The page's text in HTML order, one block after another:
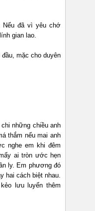
Nếu đã vì yêu chớ
gian lao.
mặc cho duyên
những chiều anh
thắm nếu mai anh
nghe em khi đêm
ai tròn ước hẹn
ly. Em phương đó
hai cách biệt nhau.
lưu luyến thêm